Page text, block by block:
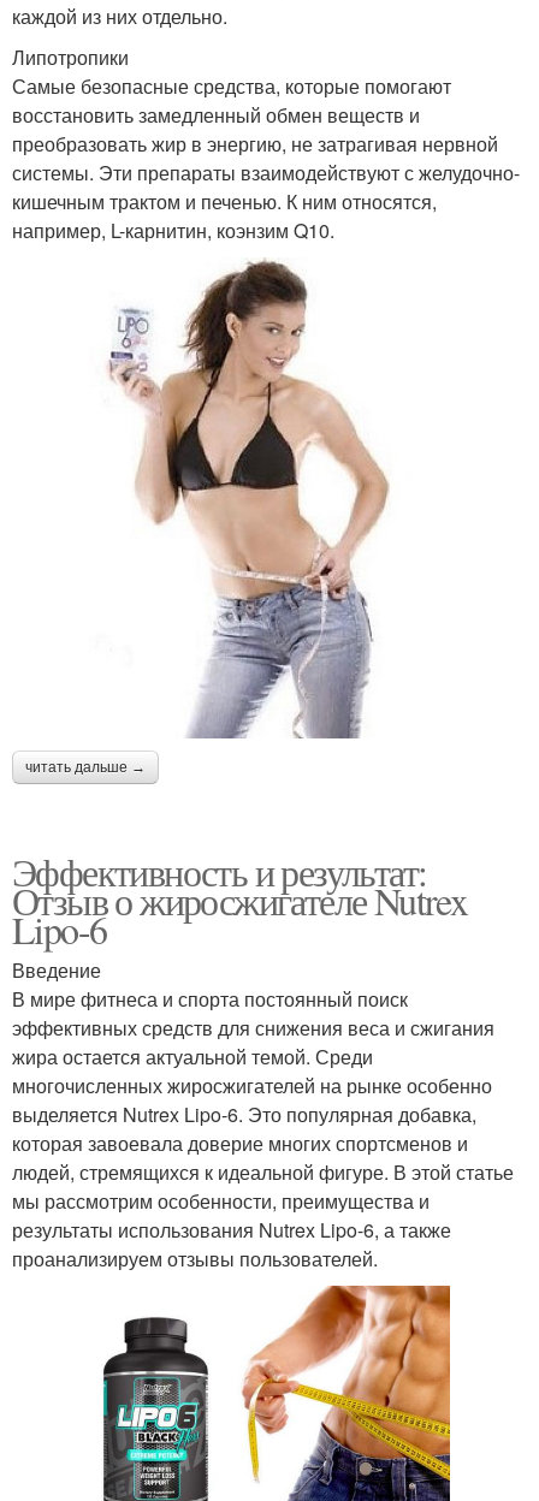
каждой из них отдельно.
Липотропики
Самые безопасные средства, которые помогают
восстановить замедленный обмен веществ и
преобразовать жир в энергию, не затрагивая нервной
системы. Эти препараты взаимодействуют с желудочно-
кишечным трактом и печенью. К ним относятся,
например, L-карнитин, коэнзим Q10.
читать дальше →
Эффективность и результат:
Отзыв о жиросжигателе Nutrex
Lipo-6
Введение
В мире фитнеса и спорта постоянный поиск
эффективных средств для снижения веса и сжигания
жира остается актуальной темой. Среди
многочисленных жиросжигателей на рынке особенно
выделяется Nutrex Lipo-6. Это популярная добавка,
которая завоевала доверие многих спортсменов и
людей, стремящихся к идеальной фигуре. В этой статье
мы рассмотрим особенности, преимущества и
результаты использования Nutrex Lipo-6, а также
проанализируем отзывы пользователей.